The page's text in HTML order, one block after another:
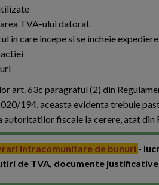
TVA-ului datorat
in care incepe si se incheie
art. 63c paragraful (2) din
194, aceasta evidenta trebuie
fiscale la cerere, atat din
intracomunitare de bunuri -
de TVA, documente